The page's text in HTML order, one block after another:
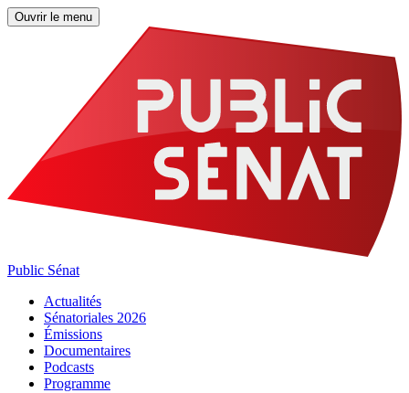
Ouvrir le menu
Public Sénat
Actualités
Sénatoriales 2026
Émissions
Documentaires
Podcasts
Programme